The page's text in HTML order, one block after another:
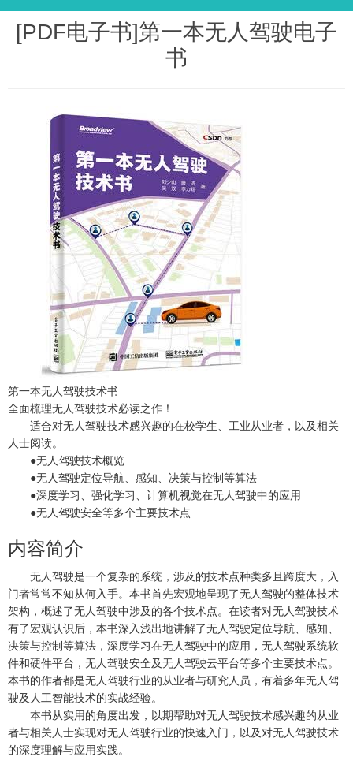
[PDF电子书]第一本无人驾驶电子
书
第一本无人驾驶技术书
全面梳理无人驾驶技术必读之作！
适合对无人驾驶技术感兴趣的在校学生、工业从业者，以及相关
人士阅读。
●无人驾驶技术概览
●无人驾驶定位导航、感知、决策与控制等算法
●深度学习、强化学习、计算机视觉在无人驾驶中的应用
●无人驾驶安全等多个主要技术点
内容简介
无人驾驶是一个复杂的系统，涉及的技术点种类多且跨度大，入
门者常常不知从何入手。本书首先宏观地呈现了无人驾驶的整体技术
架构，概述了无人驾驶中涉及的各个技术点。在读者对无人驾驶技术
有了宏观认识后，本书深入浅出地讲解了无人驾驶定位导航、感知、
决策与控制等算法，深度学习在无人驾驶中的应用，无人驾驶系统软
件和硬件平台，无人驾驶安全及无人驾驶云平台等多个主要技术点。
本书的作者都是无人驾驶行业的从业者与研究人员，有着多年无人驾
驶及人工智能技术的实战经验。
本书从实用的角度出发，以期帮助对无人驾驶技术感兴趣的从业
者与相关人士实现对无人驾驶行业的快速入门，以及对无人驾驶技术
的深度理解与应用实践。